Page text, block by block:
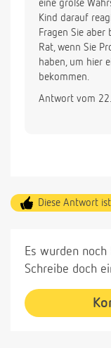
eine große
Kind darauf
Fragen Sie
Rat, wenn Sie
haben, um hier
bekommen.
Antwort vom
Diese Antwort
Es wurden
Schreibe doch